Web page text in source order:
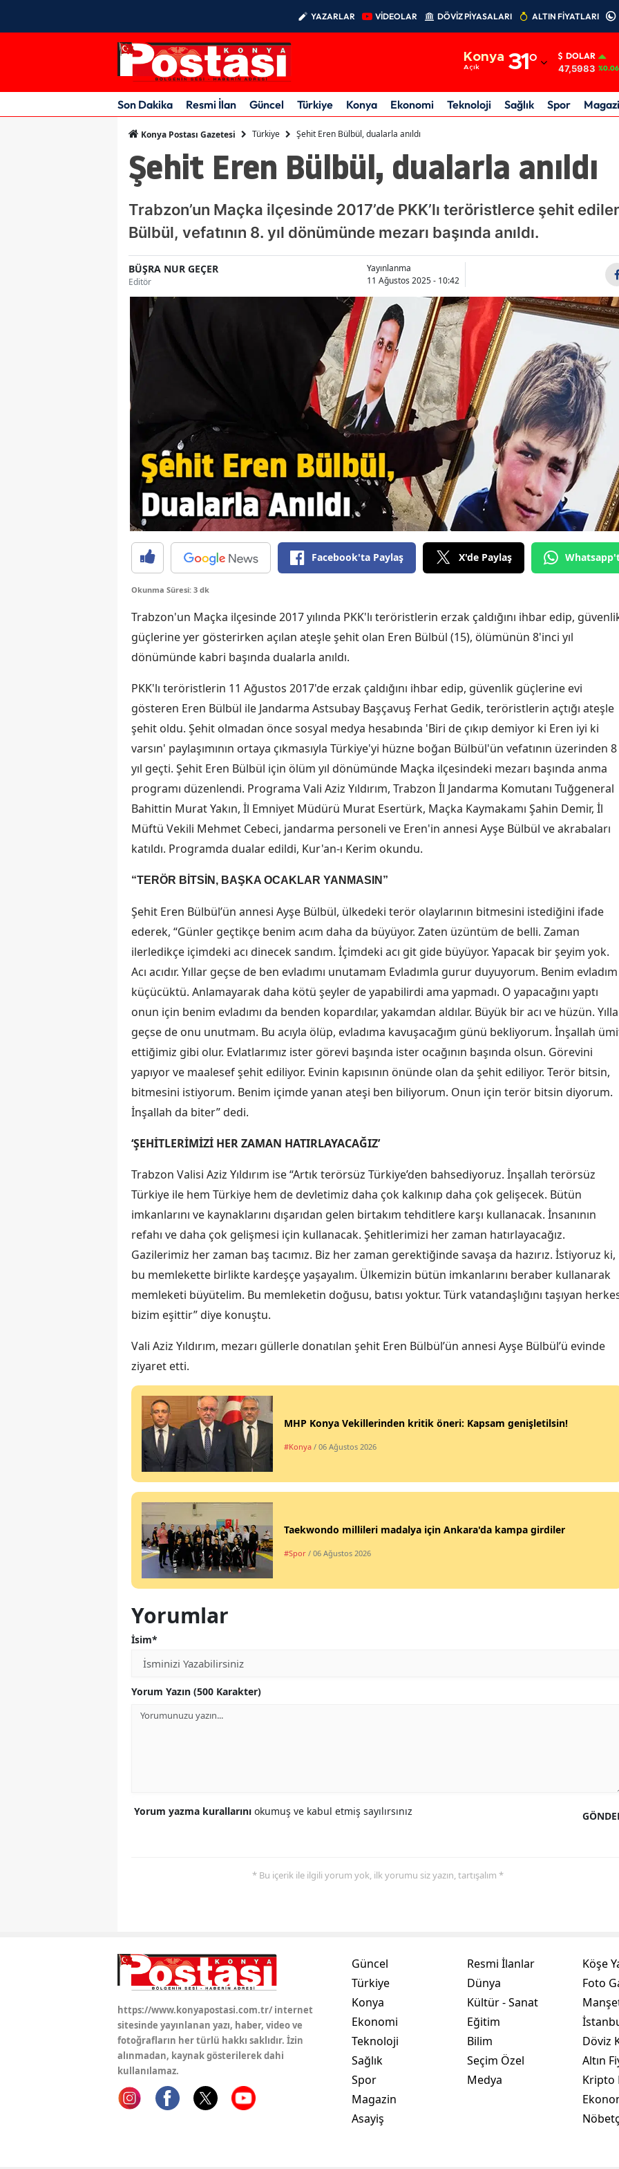
YAZARLAR VİDEOLAR DÖVİZ PİYASALARI ALTIN FİYATLARI
Konya
Açık 31°
Adıyaman
Afyonkarahisar
Amasya
Ankara
Antalya
Artvin
Balıkesir
Bilecik
Bingöl
Bitlis
Bolu
Burdur
Bursa
Çanakkale
Çankırı
Çorum
Edirne
Erzincan
Erzurum
Eskişehir
Giresun
Gümüşhane
Isparta
Mersin
İstanbul
İzmir
Kars
Kastamonu
Kayseri
Kocaeli
Konya
Kütahya
Malatya
Manisa
Mardin
Nevşehir
Yozgat
Bayburt
Karaman
Kırıkkale
Batman
Şırnak
DOLAR
47,5983 %0.06
Son Dakika Resmi İlan Güncel Türkiye Konya Ekonomi Teknoloji Sağlık Spor
Konya Postası Gazetesi Türkiye Şehit Eren Bülbül, dualarla anıldı
Şehit Eren Bülbül, dualarla anıldı
Trabzon’un Maçka ilçesinde 2017’de PKK’lı teröristlerce şehit
Bülbül, vefatının 8. yıl dönümünde mezarı başında anıldı.
BÜŞRA NUR GEÇER
Editör
Yayınlanma
11 Ağustos 2025 - 10:42
Facebook'ta Paylaş X'de Paylaş
Okunma Süresi: 3 dk
Trabzon'un Maçka ilçesinde 2017 yılında PKK'lı teröristlerin erzak çaldığını ihbar edip,
güçlerine yer gösterirken açılan ateşle şehit olan Eren Bülbül (15), ölümünün 8'inci yıl
dönümünde kabri başında dualarla anıldı.
PKK'lı teröristlerin 11 Ağustos 2017'de erzak çaldığını ihbar edip, güvenlik güçlerine evi
gösteren Eren Bülbül ile Jandarma Astsubay Başçavuş Ferhat Gedik, teröristlerin açtığı ateşle
şehit oldu. Şehit olmadan önce sosyal medya hesabında 'Biri de çıkıp demiyor ki Eren iyi ki
varsın' paylaşımının ortaya çıkmasıyla Türkiye'yi hüzne boğan Bülbül'ün vefatının üzerinden 8
yıl geçti. Şehit Eren Bülbül için ölüm yıl dönümünde Maçka ilçesindeki mezarı başında anma
programı düzenlendi. Programa Vali Aziz Yıldırım, Trabzon İl Jandarma Komutanı Tuğgeneral
Bahittin Murat Yakın, İl Emniyet Müdürü Murat Esertürk, Maçka Kaymakamı Şahin Demir, İl
Müftü Vekili Mehmet Cebeci, jandarma personeli ve Eren'in annesi Ayşe Bülbül ve akrabaları
katıldı. Programda dualar edildi, Kur'an-ı Kerim okundu.
“TERÖR BİTSİN, BAŞKA OCAKLAR YANMASIN”
Şehit Eren Bülbül’ün annesi Ayşe Bülbül, ülkedeki terör olaylarının bitmesini istediğini ifade
ederek, “Günler geçtikçe benim acım daha da büyüyor. Zaten üzüntüm de belli. Zaman
ilerledikçe içimdeki acı dinecek sandım. İçimdeki acı git gide büyüyor. Yapacak bir şeyim yok.
Acı acıdır. Yıllar geçse de ben evladımı unutamam Evladımla gurur duyuyorum. Benim evladım
küçücüktü. Anlamayarak daha kötü şeyler de yapabilirdi ama yapmadı. O yapacağını yaptı
onun için benim evladımı da benden kopardılar, yakamdan aldılar. Büyük bir acı ve hüzün.
geçse de onu unutmam. Bu acıyla ölüp, evladıma kavuşacağım günü bekliyorum. İnşallah
ettiğimiz gibi olur. Evlatlarımız ister görevi başında ister ocağının başında olsun. Görevini
yapıyor ve maalesef şehit ediliyor. Evinin kapısının önünde olan da şehit ediliyor. Terör bitsin,
bitmesini istiyorum. Benim içimde yanan ateşi ben biliyorum. Onun için terör bitsin diyorum.
İnşallah da biter” dedi.
‘ŞEHİTLERİMİZİ HER ZAMAN HATIRLAYACAĞIZ’
Trabzon Valisi Aziz Yıldırım ise “Artık terörsüz Türkiye’den bahsediyoruz. İnşallah terörsüz
Türkiye ile hem Türkiye hem de devletimiz daha çok kalkınıp daha çok gelişecek. Bütün
imkanlarını ve kaynaklarını dışarıdan gelen birtakım tehditlere karşı kullanacak. İnsanının
refahı ve daha çok gelişmesi için kullanacak. Şehitlerimizi her zaman hatırlayacağız.
Gazilerimiz her zaman baş tacımız. Biz her zaman gerektiğinde savaşa da hazırız. İstiyoruz ki,
bu memlekette birlikte kardeşçe yaşayalım. Ülkemizin bütün imkanlarını beraber kullanarak
memleketi büyütelim. Bu memleketin doğusu, batısı yoktur. Türk vatandaşlığını taşıyan
bizim eşittir” diye konuştu.
Vali Aziz Yıldırım, mezarı güllerle donatılan şehit Eren Bülbül’ün annesi Ayşe Bülbül’ü evinde
ziyaret etti.
MHP Konya Vekillerinden kritik öneri: Kapsam genişletilsin!
#Konya / 06 Ağustos 2026
Taekwondo millileri madalya için Ankara'da kampa girdiler
#Spor / 06 Ağustos 2026
Yorumlar
İsim*
Yorum Yazın (500 Karakter)
Yorum yazma kurallarını okumuş ve kabul etmiş sayılırsınız
* Bu içerik ile ilgili yorum yok, ilk yorumu siz yazın, tartışalım *
https://www.konyapostasi.com.tr/ internet
sitesinde yayınlanan yazı, haber, video ve
fotoğrafların her türlü hakkı saklıdır. İzin
alınmadan, kaynak gösterilerek dahi
kullanılamaz.
Güncel
Türkiye
Konya
Ekonomi
Teknoloji
Sağlık
Spor
Magazin
Asayiş
Resmi İlanlar
Dünya
Kültür - Sanat
Eğitim
Bilim
Seçim Özel
Medya
Köşe
Foto
Döviz
Altın
Kripto